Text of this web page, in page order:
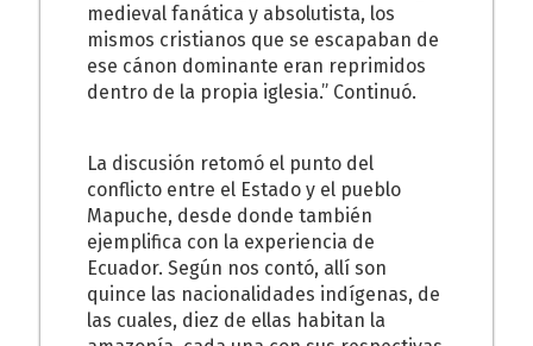
medieval fanática y absolutista, los
mismos cristianos que se escapaban de
ese cánon dominante eran reprimidos
dentro de la propia iglesia.” Continuó.
La discusión retomó el punto del
conflicto entre el Estado y el pueblo
Mapuche, desde donde también
ejemplifica con la experiencia de
Ecuador. Según nos contó, allí son
quince las nacionalidades indígenas, de
las cuales, diez de ellas habitan la